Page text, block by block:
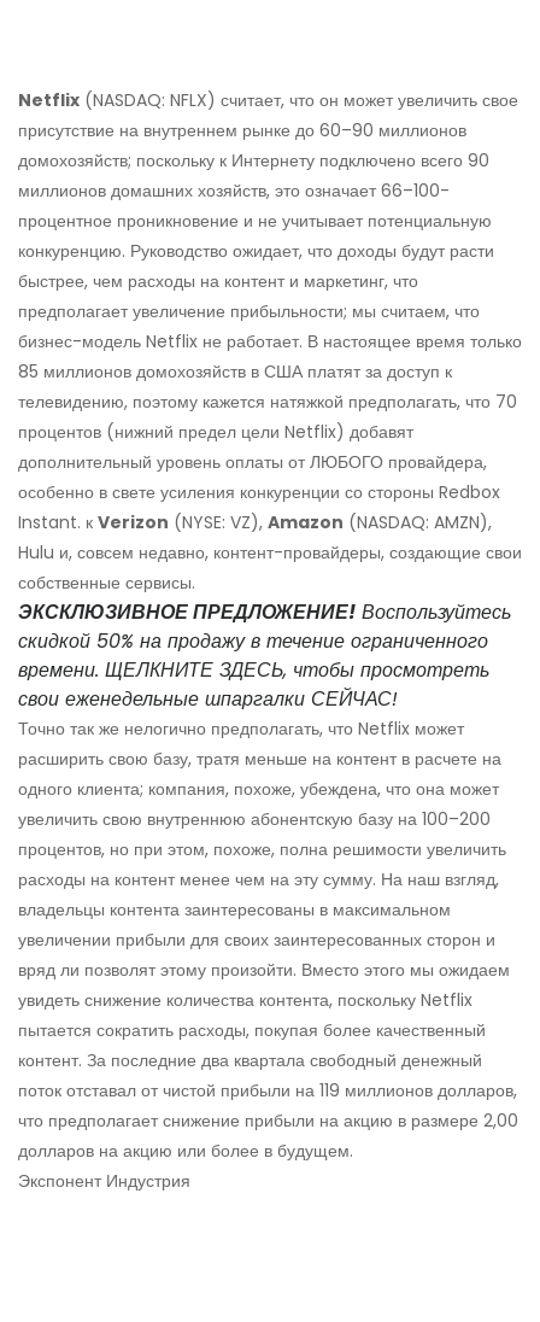
Netflix (NASDAQ: NFLX) считает, что он может увеличить свое
присутствие на внутреннем рынке до 60–90 миллионов
домохозяйств; поскольку к Интернету подключено всего 90
миллионов домашних хозяйств, это означает 66–100-
процентное проникновение и не учитывает потенциальную
конкуренцию. Руководство ожидает, что доходы будут расти
быстрее, чем расходы на контент и маркетинг, что
предполагает увеличение прибыльности; мы считаем, что
бизнес-модель Netflix не работает. В настоящее время только
85 миллионов домохозяйств в США платят за доступ к
телевидению, поэтому кажется натяжкой предполагать, что 70
процентов (нижний предел цели Netflix) добавят
дополнительный уровень оплаты от ЛЮБОГО провайдера,
особенно в свете усиления конкуренции со стороны Redbox
Instant. к Verizon (NYSE: VZ), Amazon (NASDAQ: AMZN),
Hulu и, совсем недавно, контент-провайдеры, создающие свои
собственные сервисы.
ЭКСКЛЮЗИВНОЕ ПРЕДЛОЖЕНИЕ! Воспользуйтесь
скидкой 50% на продажу в течение ограниченного
времени. ЩЕЛКНИТЕ ЗДЕСЬ, чтобы просмотреть
свои еженедельные шпаргалки СЕЙЧАС!
Точно так же нелогично предполагать, что Netflix может
расширить свою базу, тратя меньше на контент в расчете на
одного клиента; компания, похоже, убеждена, что она может
увеличить свою внутреннюю абонентскую базу на 100–200
процентов, но при этом, похоже, полна решимости увеличить
расходы на контент менее чем на эту сумму. На наш взгляд,
владельцы контента заинтересованы в максимальном
увеличении прибыли для своих заинтересованных сторон и
вряд ли позволят этому произойти. Вместо этого мы ожидаем
увидеть снижение количества контента, поскольку Netflix
пытается сократить расходы, покупая более качественный
контент. За последние два квартала свободный денежный
поток отставал от чистой прибыли на 119 миллионов долларов,
что предполагает снижение прибыли на акцию в размере 2,00
долларов на акцию или более в будущем.
Экспонент Индустрия